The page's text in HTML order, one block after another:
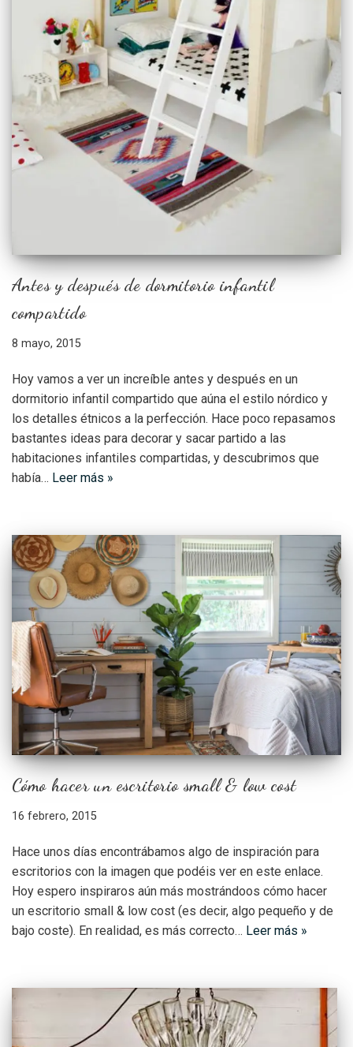
Antes y después de dormitorio infantil
compartido
8 mayo, 2015
Hoy vamos a ver un increíble antes y después en un
dormitorio infantil compartido que aúna el estilo nórdico y
los detalles étnicos a la perfección. Hace poco repasamos
bastantes ideas para decorar y sacar partido a las
habitaciones infantiles compartidas, y descubrimos que
había… Leer más »
Cómo hacer un escritorio small & low cost
16 febrero, 2015
Hace unos días encontrábamos algo de inspiración para
escritorios con la imagen que podéis ver en este enlace.
Hoy espero inspiraros aún más mostrándoos cómo hacer
un escritorio small & low cost (es decir, algo pequeño y de
bajo coste). En realidad, es más correcto… Leer más »